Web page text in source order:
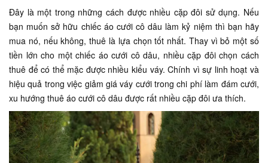
Đây là một trong những cách được nhiều cặp đôi sử dụng. Nếu
bạn muốn sở hữu chiếc áo cưới cô dâu làm kỷ niệm thì bạn hãy
mua nó, nếu không, thuê là lựa chọn tốt nhất. Thay vì bỏ một số
tiền lớn cho một chiếc áo cưới cô dâu, nhiều cặp đôi chọn cách
thuê để có thể mặc được nhiều kiểu váy. Chính vì sự linh hoạt và
hiệu quả trong việc giảm giá váy cưới trong chi phí làm đám cưới,
xu hướng thuê áo cưới cô dâu được rất nhiều cặp đôi ưa thích.